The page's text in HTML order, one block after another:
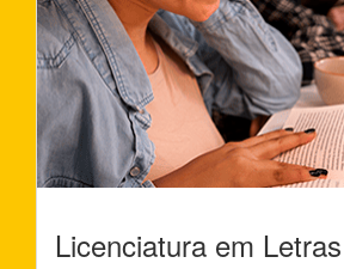
Licenciatura em Letras